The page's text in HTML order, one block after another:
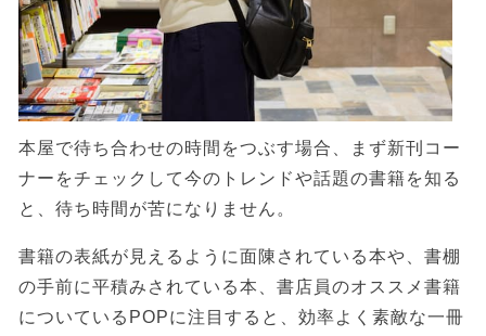
本屋で待ち合わせの時間をつぶす場合、まず新刊コー
ナーをチェックして今のトレンドや話題の書籍を知る
と、待ち時間が苦になりません。
書籍の表紙が見えるように面陳されている本や、書棚
の手前に平積みされている本、書店員のオススメ書籍
についているPOPに注目すると、効率よく素敵な一冊